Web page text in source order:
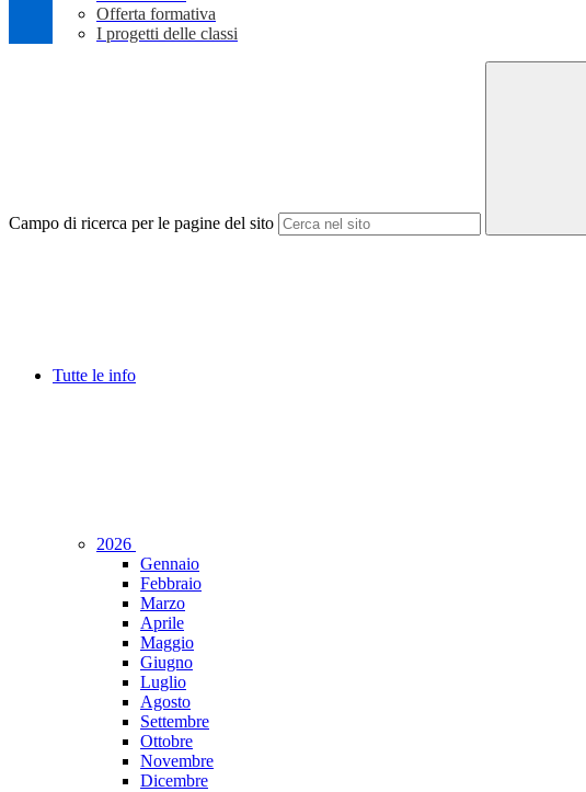
Offerta formativa
I progetti delle classi
Campo di ricerca per le pagine del sito
Tutte le info
2026
Gennaio
Febbraio
Marzo
Aprile
Maggio
Giugno
Luglio
Agosto
Settembre
Ottobre
Novembre
Dicembre